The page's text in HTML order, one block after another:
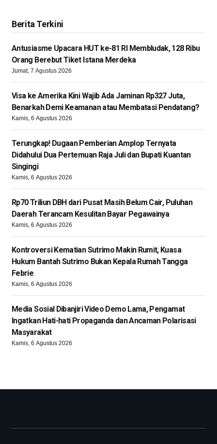
Berita Terkini
Antusiasme Upacara HUT ke-81 RI Membludak, 128 Ribu
Orang Berebut Tiket Istana Merdeka
Jumat, 7 Agustus 2026
Visa ke Amerika Kini Wajib Ada Jaminan Rp327 Juta,
Benarkah Demi Keamanan atau Membatasi Pendatang?
Kamis, 6 Agustus 2026
Terungkap! Dugaan Pemberian Amplop Ternyata
Didahului Dua Pertemuan Raja Juli dan Bupati Kuantan
Singingi
Kamis, 6 Agustus 2026
Rp70 Triliun DBH dari Pusat Masih Belum Cair, Puluhan
Daerah Terancam Kesulitan Bayar Pegawainya
Kamis, 6 Agustus 2026
Kontroversi Kematian Sutrimo Makin Rumit, Kuasa
Hukum Bantah Sutrimo Bukan Kepala Rumah Tangga
Febrie
Kamis, 6 Agustus 2026
Media Sosial Dibanjiri Video Demo Lama, Pengamat
Ingatkan Hati-hati Propaganda dan Ancaman Polarisasi
Masyarakat
Kamis, 6 Agustus 2026